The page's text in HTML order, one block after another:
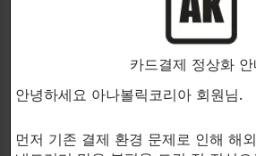
염증 유발 인자(IL-1, IL-6,
커큐민의 효과는 그대로, 체
카드결제 정상화 안
안녕하세요 아나볼릭코리아 회원님.
먼저 기존 결제 환경 문제로 인해 해